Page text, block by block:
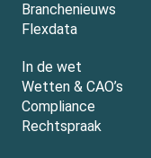
Branchenieuws
Flexdata
In de wet
Wetten & CAO’s
Compliance
Rechtspraak